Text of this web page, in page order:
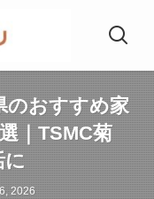
のおすすめ家
｜TSMC菊
に
2026